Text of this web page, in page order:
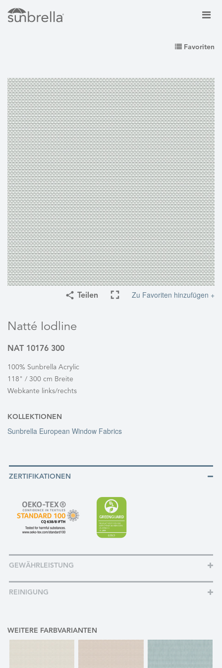
Favoriten
Teilen Zu Favoriten hinzufügen +
Natté Iodline
NAT 10176 300
100% Sunbrella Acrylic
118" / 300 cm Breite
Webkante links/rechts
KOLLEKTIONEN
Sunbrella European Window Fabrics
ZERTIFIKATIONEN
GEWÄHRLEISTUNG
REINIGUNG
WEITERE FARBVARIANTEN